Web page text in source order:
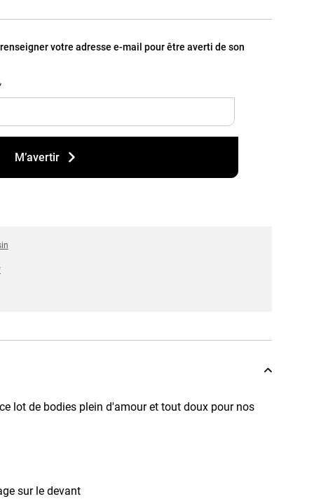
votre adresse e-mail pour être averti de son
M’avertir
lot de bodies plein d'amour et tout doux pour nos
sur le devant